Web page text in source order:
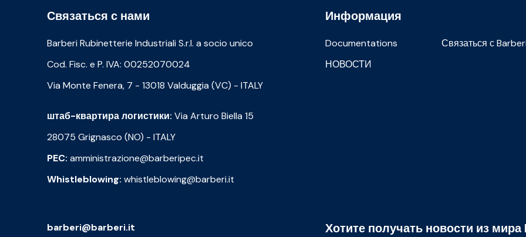
Связаться с нами
Barberi Rubinetterie Industriali S.r.l. a socio unico
Cod. Fisc. e P. IVA: 00252070024
Via Monte Fenera, 7 - 13018 Valduggia (VC) - ITALY
штаб-квартира логистики: Via Arturo Biella 15
28075 Grignasco (NO) - ITALY
PEC: amministrazione@barberipec.it
Whistleblowing: whistleblowing@barberi.it
Информация
Documentations
Связаться с
НОВОСТИ
barberi@barberi.it
Хотите получать новости из